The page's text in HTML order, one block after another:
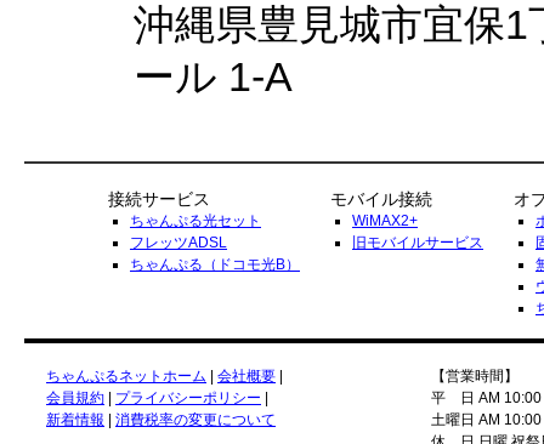
沖縄県豊見城市宜保
ール 1-A
接続サービス
ちゃんぷる光セット
フレッツADSL
ちゃんぷる（ドコモ光B）
モバイル接続
WiMAX2+
旧モバイルサービス
オ
ちゃんぷるネットホーム 会社概要
会員規約
プライバシーポリシー
新着情報
消費税率の変更について
【営業時間】
平 日 AM 10:00
土曜日 AM